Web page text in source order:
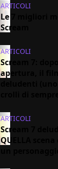
ARTICOLI
Le 7 migliori
Scream
ARTICOLI
Scream 7:
apertura, il
ARTICOLI
Scream 7
QUELLA